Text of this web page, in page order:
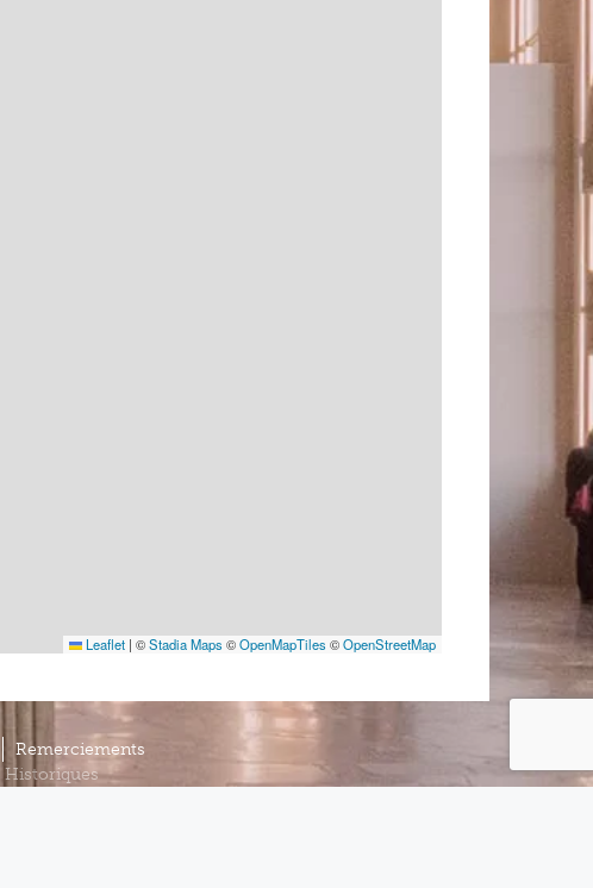
Leaflet | ©Stadia Maps ©OpenMapTiles ©OpenStreetMap
Remerciements
Historiques